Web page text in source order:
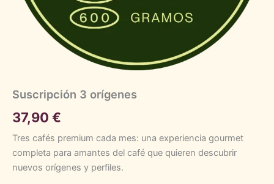
Suscripción 3 orígenes
37,90 €
Tres cafés premium cada mes: una experiencia gourmet
completa para amantes del café que quieren descubrir
nuevos orígenes y perfiles.